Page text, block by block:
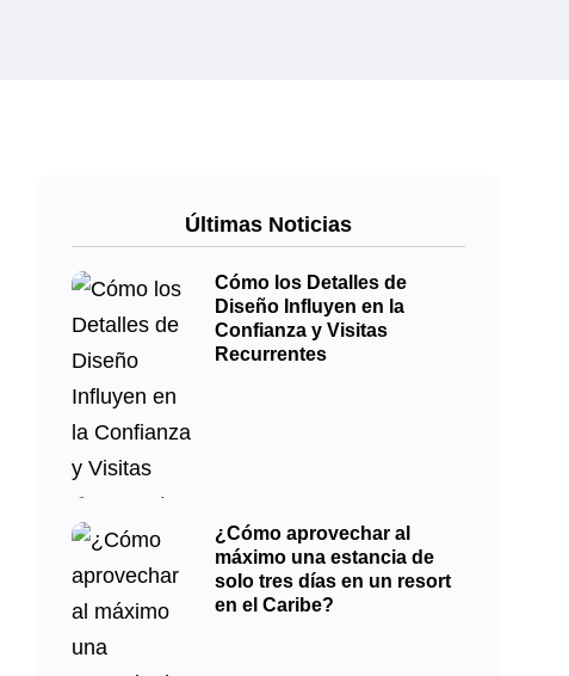
Últimas Noticias
Cómo los Detalles de
Diseño Influyen en la
Confianza y Visitas
Recurrentes
¿Cómo aprovechar al
máximo una estancia de
solo tres días en un resort
en el Caribe?